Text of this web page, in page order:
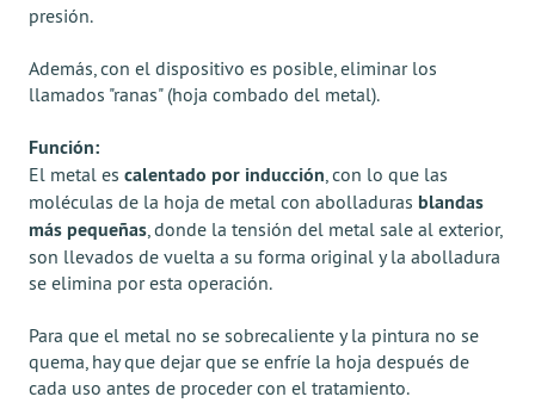
presión.
Además, con el dispositivo es posible, eliminar los
llamados "ranas" (hoja combado del metal).
Función:
El metal es calentado por inducción , con lo que las
moléculas de la hoja de metal con abolladuras blandas
más pequeñas , donde la tensión del metal sale al exterior,
son llevados de vuelta a su forma original y la abolladura
se elimina por esta operación.
Para que el metal no se sobrecaliente y la pintura no se
quema, hay que dejar que se enfríe la hoja después de
cada uso antes de proceder con el tratamiento.